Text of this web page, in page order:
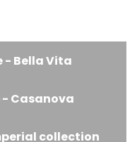
- Bella Vita
- Casanova
collection